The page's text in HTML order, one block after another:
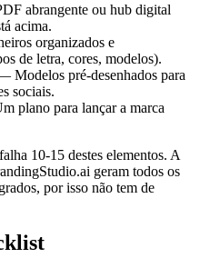
abrangente ou hub digital
acima.
organizados e
de letra, cores, modelos).
Modelos pré-desenhados para
sociais.
plano para lançar a marca
10-15 destes elementos. A
geram todos os
por isso não tem de